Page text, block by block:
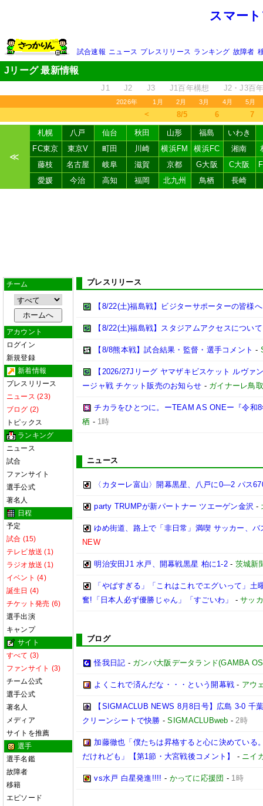
スマー
試合速報 ニュース プレスリリース ランキング 故障者
Jリーグ 最新情報
J1 J2 J3 J1百年構想 J2・J3百
2026年 1月 2月 3月 4月 5月
＜ 8/5 6 7
≪
札幌 八戸 仙台 秋田 山形 福島
いわき
FC東京
東京V 町田 川崎 横浜FM 横浜FC 湘南
藤枝
名古屋 岐阜 滋賀 京都 G大阪 C大阪
愛媛
今治 高知 福岡 北九州 鳥栖 長崎
チーム
アカウント
ログイン
新規登録
新着情報
プレスリリース
ニュース (23)
ブログ (2)
トピックス
ランキング
ニュース
試合
ファンサイト
選手公式
著名人
日程
予定
試合 (15)
テレビ放送 (1)
ラジオ放送 (1)
イベント (4)
誕生日 (4)
チケット発売 (6)
選手出演
キャンプ
サイト
すべて (3)
ファンサイト (3)
チーム公式
選手公式
著名人
メディア
サイトを推薦
選手
選手名鑑
故障者
移籍
エピソード
プレスリリース
【8/22(土)福島戦】ビジターサポーターの皆様へ
【8/22(土)福島戦】スタジアムアクセスについて
【8/8熊本戦】試合結果・監督・選手コメント -
【2026/27Jリーグ ヤマザキビスケット ルヴ
ージャ戦 チケット販売のお知らせ - ガイナーレ鳥取
チカラをひとつに。ーTEAM AS ONEー『令和
栖 - 1時
ニュース
〈カターレ富山〉開幕黒星、八戸に0―2 パス
party TRUMPが新パートナー ツエーゲン金沢 -
ゆめ街道、路上で「非日常」満喫 サッカー、
NEW
明治安田J1 水戸、開幕戦黒星 柏に1-2- 茨城新
「やばすぎる」「これはこれでエグいって」
奮!「日本人必ず優勝じゃん」「すごいわ」
-サッ
ブログ
怪我日記 - ガンバ大阪データランド(GAMBA
よくこれで済んだな・・・という開幕戦 - アウ
【SIGMACLUB NEWS 8月8日号】広島 3-0
クリーンシートで快勝 -SIGMACLUBweb -2時
加藤徹也「僕たちは昇格すると心に決めてい
だけれども」【第1節・大宮戦後コメント】
- ニイ
vs水戸 白星発進!!!! - かってに応援団 - 1時